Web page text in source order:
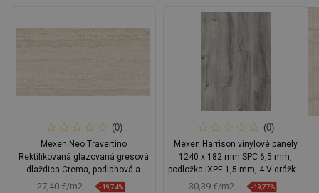
Obľúbené
Do košíka
(0)
Mexen Neo Travertino
Rektifikovaná glazovaná gresová
dlaždica Crema, podlahová a
nástenná 120 x 60 cm, matná
27,40 €/m2 -19,74%
(0)
Mexen Harrison vinylové panely
1240 x 182 mm SPC 6,5 mm,
podložka IXPE 1,5 mm, 4 V-drážka,
dub - F1044-1240-182-505-4V1-01
30,39 €/m2 -19,77%